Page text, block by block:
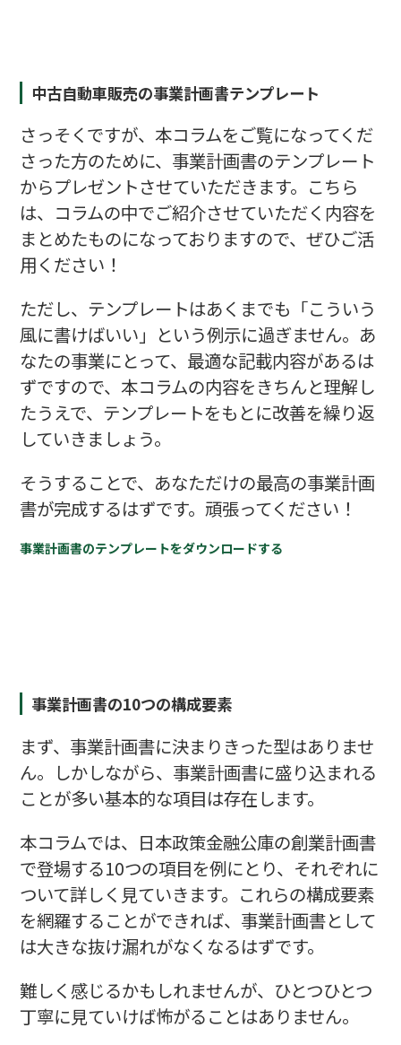
中古自動車販売の事業計画書テンプレート
さっそくですが、本コラムをご覧になってくだ
さった方のために、事業計画書のテンプレート
からプレゼントさせていただきます。こちら
は、コラムの中でご紹介させていただく内容を
まとめたものになっておりますので、ぜひご活
用ください！
ただし、テンプレートはあくまでも「こういう
風に書けばいい」という例示に過ぎません。あ
なたの事業にとって、最適な記載内容があるは
ずですので、本コラムの内容をきちんと理解し
たうえで、テンプレートをもとに改善を繰り返
していきましょう。
そうすることで、あなただけの最高の事業計画
書が完成するはずです。頑張ってください！
事業計画書のテンプレートをダウンロードする
事業計画書の10つの構成要素
まず、事業計画書に決まりきった型はありませ
ん。しかしながら、事業計画書に盛り込まれる
ことが多い基本的な項目は存在します。
本コラムでは、日本政策金融公庫の創業計画書
で登場する10つの項目を例にとり、それぞれに
ついて詳しく見ていきます。これらの構成要素
を網羅することができれば、事業計画書として
は大きな抜け漏れがなくなるはずです。
難しく感じるかもしれませんが、ひとつひとつ
丁寧に見ていけば怖がることはありません。